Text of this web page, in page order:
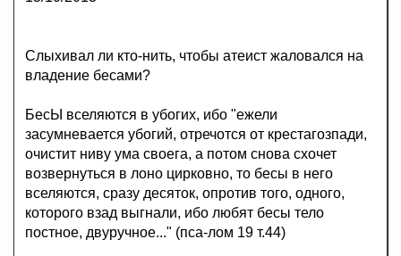
Слыхивал ли кто-нить, чтобы атеист жаловался на
владение бесами?
БесЫ вселяются в убогих, ибо "ежели
засумневается убогий, отречотся от крестагозпади,
очистит ниву ума своега, а потом снова схочет
возвернуться в лоно цирковно, то бесы в него
вселяются, сразу десяток, опротив того, одного,
которого взад выгнали, ибо любят бесы тело
постное, двуручное..." (пса-лом 19 т.44)